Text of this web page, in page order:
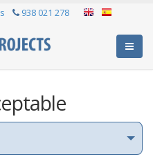
938 021 278